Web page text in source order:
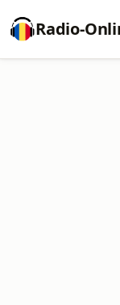
Radio-